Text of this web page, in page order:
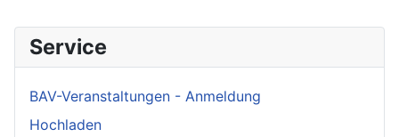
Service
BAV-Veranstaltungen - Anmeldung
Hochladen